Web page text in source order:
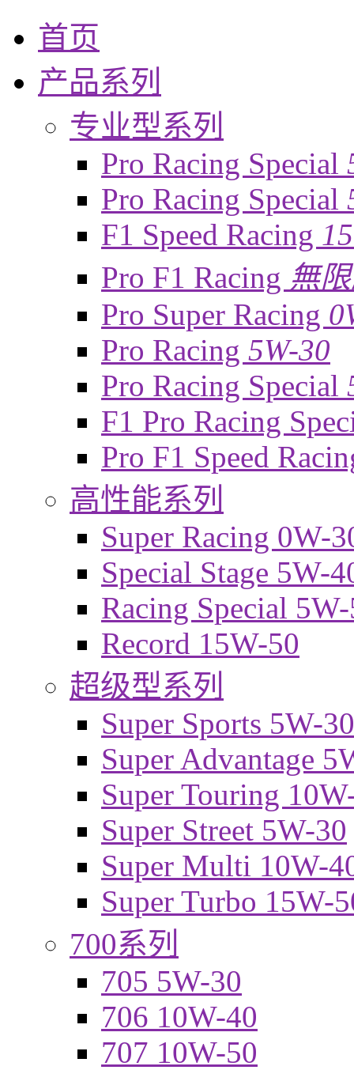
首页
产品系列
专业型系列
Pro Racing Special
Pro Racing Special
F1 Speed Racing
Pro F1 Racing 無
Pro Super Racing
Pro Racing 5W-30
Pro Racing Special
F1 Pro Racing
Pro F1 Speed
高性能系列
Super Racing 0W-
Special Stage 5W-
Racing Special
Record 15W-50
超级型系列
Super Sports 5W-30
Super Advantage
Super Touring
Super Street 5W-30
Super Multi 10W-
Super Turbo 15W-
700系列
705 5W-30
706 10W-40
707 10W-50